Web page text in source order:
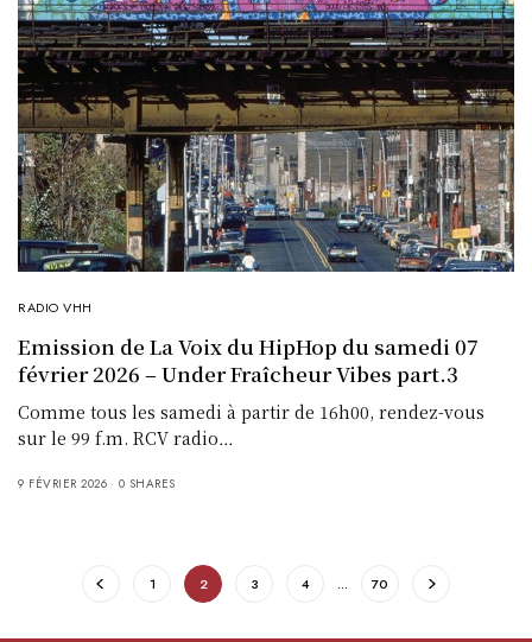
RADIO VHH
Emission de La Voix du HipHop du samedi 07
février 2026 – Under Fraîcheur Vibes part.3
Comme tous les samedi à partir de 16h00, rendez-vous
sur le 99 f.m. RCV radio…
9 FÉVRIER 2026 0 SHARES
1 2 3 4 … 70